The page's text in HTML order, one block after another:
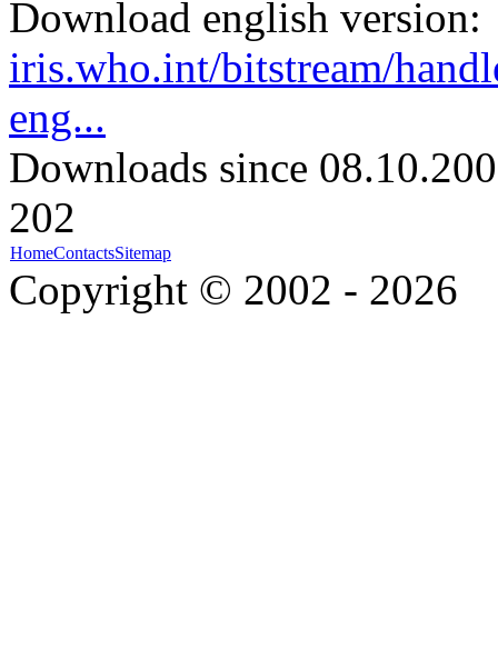
Download english version:
iris.who.int/bitstream/
eng...
Downloads since
202
HomeContactsSitemap
Copyright © 2002 - 2026